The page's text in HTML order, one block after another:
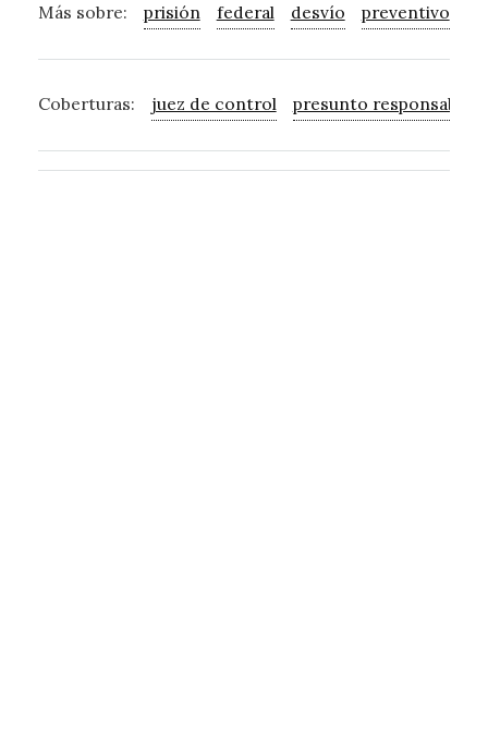
Más sobre: prisión federal desvío preventivo
Coberturas: juez de control presunto responsable